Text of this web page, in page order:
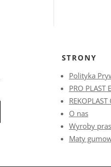
STRONY
Polityka
PRO PLAST
REKOPLAST
O nas
Wyroby
Maty